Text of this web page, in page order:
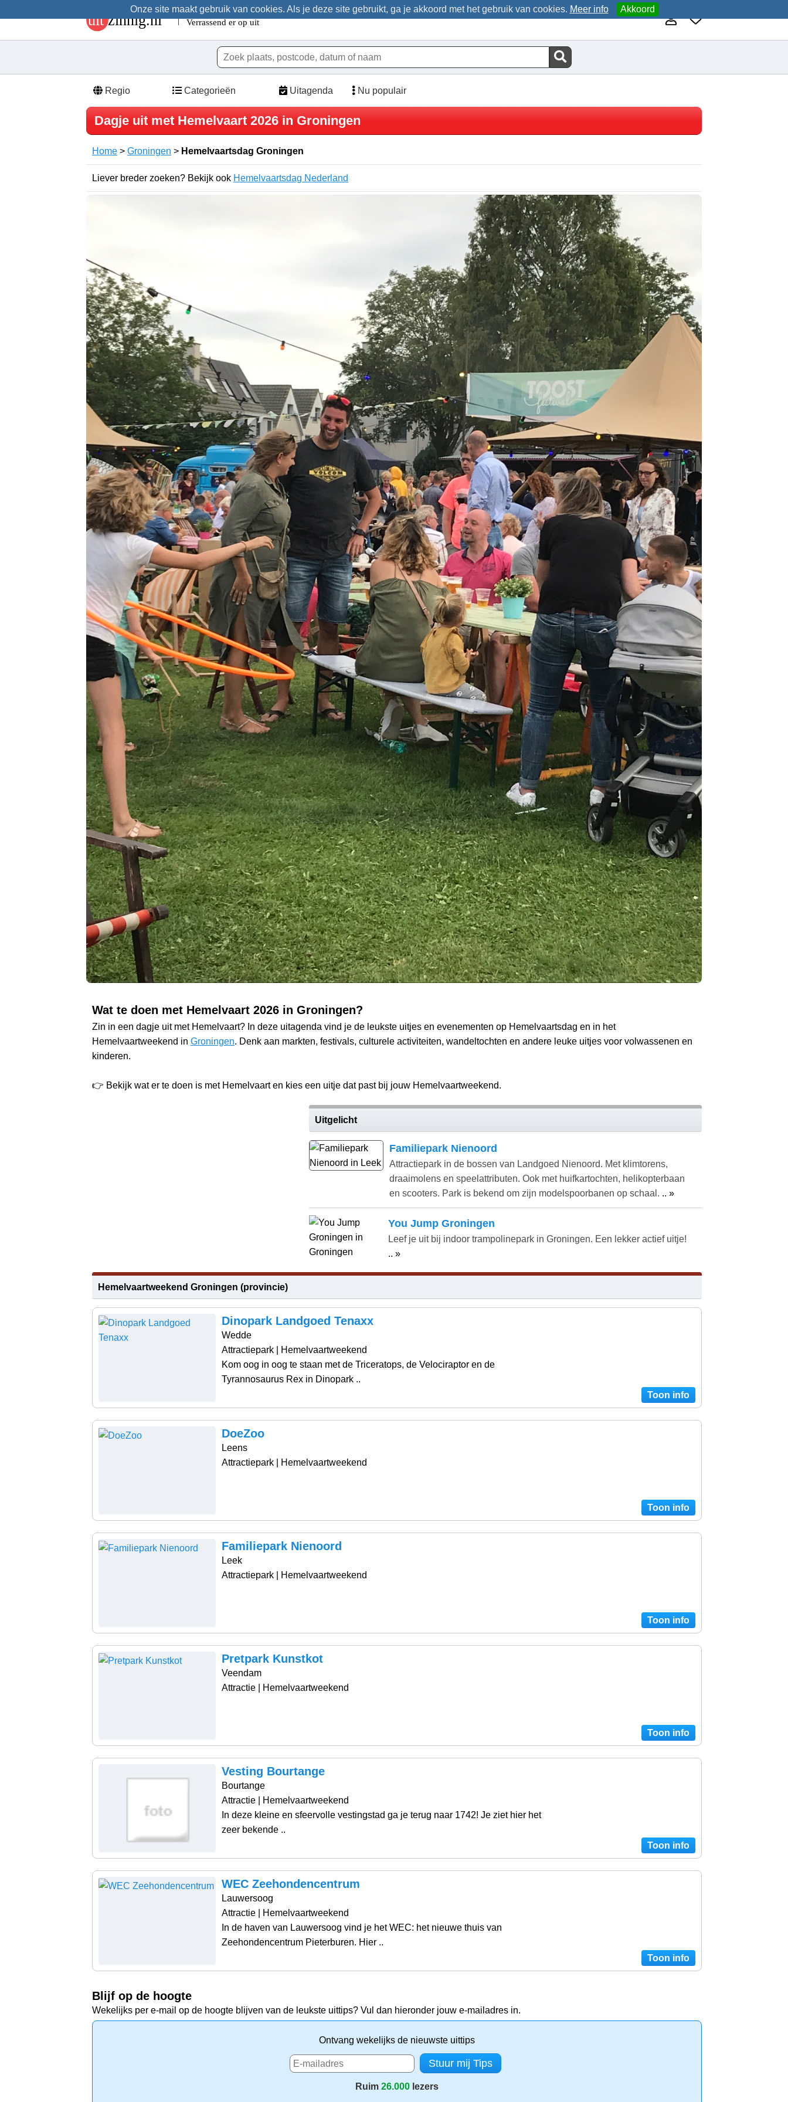
Onze site maakt gebruik van cookies. Als je deze site gebruikt, ga je akkoord met het gebruik van cookies. Meer info Akkoord
Regio Categorieën Uitagenda Nu populair
Dagje uit met Hemelvaart 2026 in Groningen
Home > Groningen > Hemelvaartsdag Groningen
Liever breder zoeken? Bekijk ook Hemelvaartsdag Nederland
Wat te doen met Hemelvaart 2026 in Groningen?
Zin in een dagje uit met Hemelvaart? In deze uitagenda vind je de leukste uitjes en evenementen op Hemelvaartsdag en in het
Hemelvaartweekend in Groningen. Denk aan markten, festivals, culturele activiteiten, wandeltochten en andere leuke uitjes voor volwassenen en
kinderen.
👉 Bekijk wat er te doen is met Hemelvaart en kies een uitje dat past bij jouw Hemelvaartweekend.
Uitgelicht
Familiepark Nienoord
Attractiepark in de bossen van Landgoed Nienoord. Met klimtorens,
draaimolens en speelattributen. Ook met huifkartochten, helikopterbaan
en scooters. Park is bekend om zijn modelspoorbanen op schaal. .. »
You Jump Groningen
Leef je uit bij indoor trampolinepark in Groningen. Een lekker actief uitje!
.. »
Hemelvaartweekend Groningen (provincie)
Dinopark Landgoed Tenaxx
Wedde
Attractiepark | Hemelvaartweekend
Kom oog in oog te staan met de Triceratops, de Velociraptor en de
Tyrannosaurus Rex in Dinopark ..
Toon info
DoeZoo
Leens
Attractiepark | Hemelvaartweekend
Toon info
Familiepark Nienoord
Leek
Attractiepark | Hemelvaartweekend
Toon info
Pretpark Kunstkot
Veendam
Attractie | Hemelvaartweekend
Toon info
Vesting Bourtange
Bourtange
Attractie | Hemelvaartweekend
In deze kleine en sfeervolle vestingstad ga je terug naar 1742! Je ziet hier het
zeer bekende ..
Toon info
WEC Zeehondencentrum
Lauwersoog
Attractie | Hemelvaartweekend
In de haven van Lauwersoog vind je het WEC: het nieuwe thuis van
Zeehondencentrum Pieterburen. Hier ..
Toon info
Blijf op de hoogte
Wekelijks per e-mail op de hoogte blijven van de leukste uittips? Vul dan hieronder jouw e-mailadres in.
Ontvang wekelijks de nieuwste uittips
Ruim 26.000 lezers